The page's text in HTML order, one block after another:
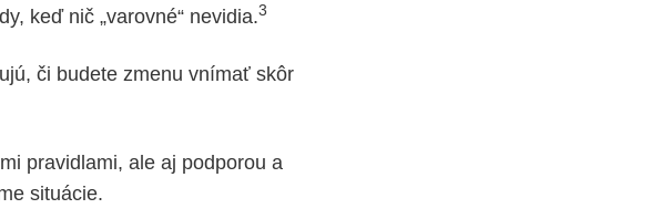
keď nič „varovné“ nevidia.3
či budete zmenu vnímať skôr
pravidlami, ale aj podporou a
situácie.